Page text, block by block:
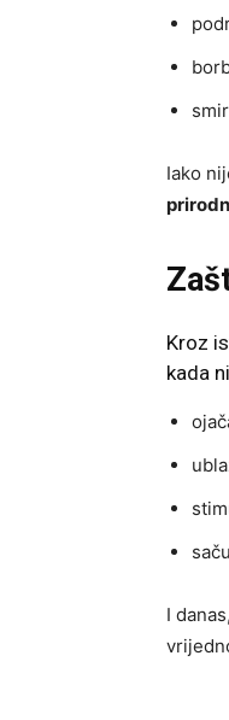
Iako
Kroz
kada
I